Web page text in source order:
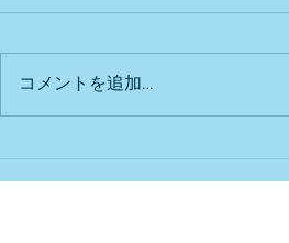
年長クラスキッチンカー へお
買い物
コメントを追加…